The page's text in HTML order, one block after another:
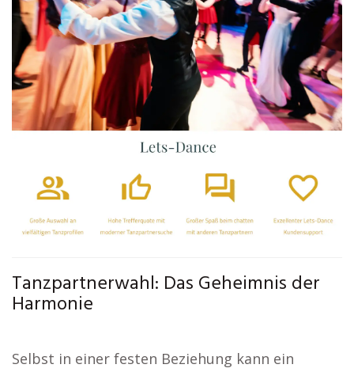
Tanzpartnerwahl: Das Geheimnis der
Harmonie
Selbst in einer festen Beziehung kann ein